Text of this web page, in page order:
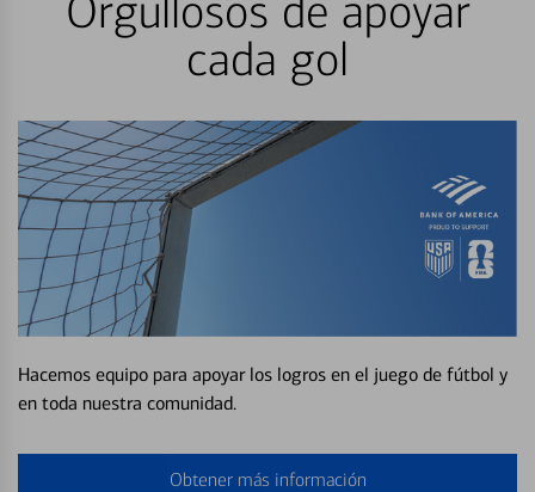
Orgullosos de apoyar
cada gol
Hacemos equipo para apoyar los logros en el juego de fútbol y
en toda nuestra comunidad.
Obtener más información